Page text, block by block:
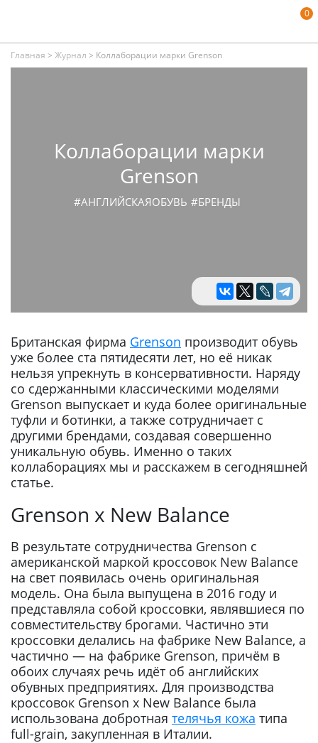
0
Главная > Журнал > Коллаборации марки Grenson
Коллаборации марки
Grenson
#АНГЛИЙСКАЯОБУВЬ #БРЕНДЫ
Британская фирма Grenson производит обувь
уже более ста пятидесяти лет, но её никак
нельзя упрекнуть в консервативности. Наряду
со сдержанными классическими моделями
Grenson выпускает и куда более оригинальные
туфли и ботинки, а также сотрудничает с
другими брендами, создавая совершенно
уникальную обувь. Именно о таких
коллаборациях мы и расскажем в сегодняшней
статье.
Grenson x New Balance
В результате сотрудничества Grenson с
американской маркой кроссовок New Balance
на свет появилась очень оригинальная
модель. Она была выпущена в 2016 году и
представляла собой кроссовки, являвшиеся по
совместительству брогами. Частично эти
кроссовки делались на фабрике New Balance, а
частично — на фабрике Grenson, причём в
обоих случаях речь идёт об английских
обувных предприятиях. Для производства
кроссовок Grenson x New Balance была
использована добротная телячья кожа типа
full-grain, закупленная в Италии.